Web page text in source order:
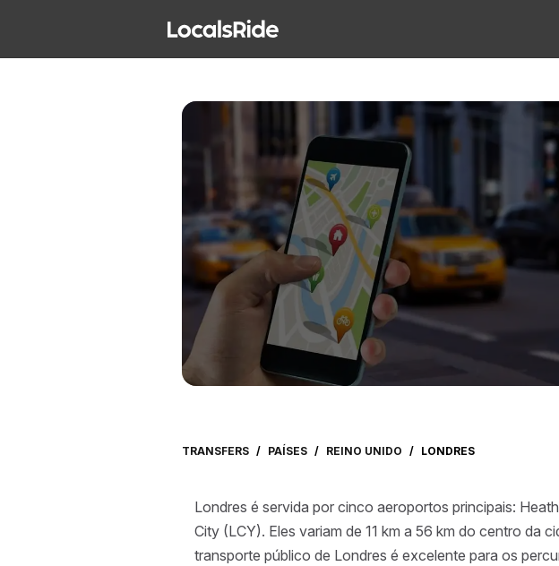
TRANSFERS / PAÍSES / REINO UNIDO / LONDRES
Londres é servida por cinco aeroportos principais:
City (LCY). Eles variam de 11 km a 56 km do centro da
transporte público de Londres é excelente para os